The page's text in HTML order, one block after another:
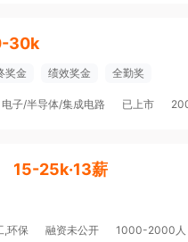
30k
奖金 绩效奖金 全勤奖
电子/半导体/集成电路 已上市
15-25k·13薪
,环保 融资未公开 1000-2000人